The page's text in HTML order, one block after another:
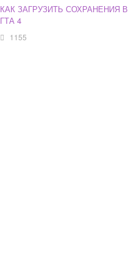
КАК ЗАГРУЗИТЬ СОХРАНЕНИЯ В
ГТА 4
1155